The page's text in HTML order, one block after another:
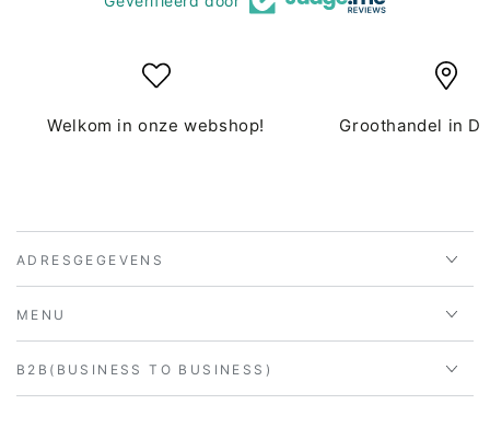
Welkom in onze webshop! Groothandel in
ADRESGEGEVENS
MENU
B2B(BUSINESS TO BUSINESS)